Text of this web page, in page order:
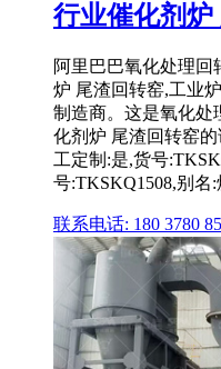
行业催化剂炉
阿里巴巴氧化处理回
炉 尾渣回转窑,工业
制造商。这是氧化处
化剂炉 尾渣回转窑
工定制:是,货号
号:TKSKQ1508,别名:
联系电话: 180 3780